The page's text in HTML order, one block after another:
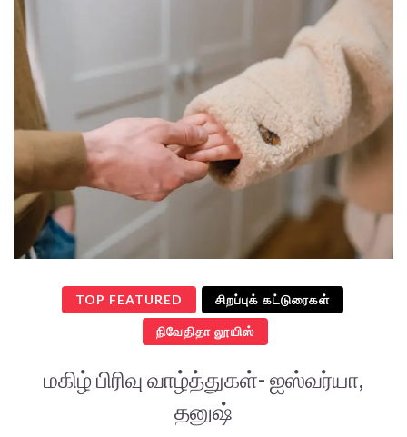
TOP FEATURED சிறப்புக் கட்டுரைகள்
நிவேதிதா லூயிஸ்
மகிழ் பிரிவு வாழ்த்துகள்- ஐஸ்வர்யா,
தனுஷ்